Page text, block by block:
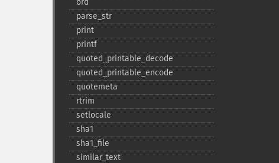
ord
parse_​str
print
printf
quoted_​printable_​decode
quoted_​printable_​encode
quotemeta
rtrim
setlocale
sha1
sha1_​file
similar_​text